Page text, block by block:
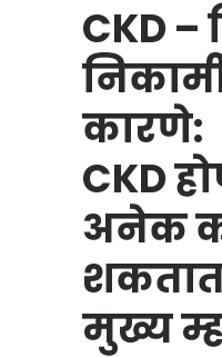
CKD –
कारणे:
CKD
अनेक
मुख्य